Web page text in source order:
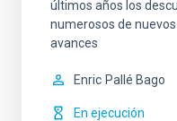
últimos años los
numerosos de
avances
Enric Pallé Bago
En ejecución